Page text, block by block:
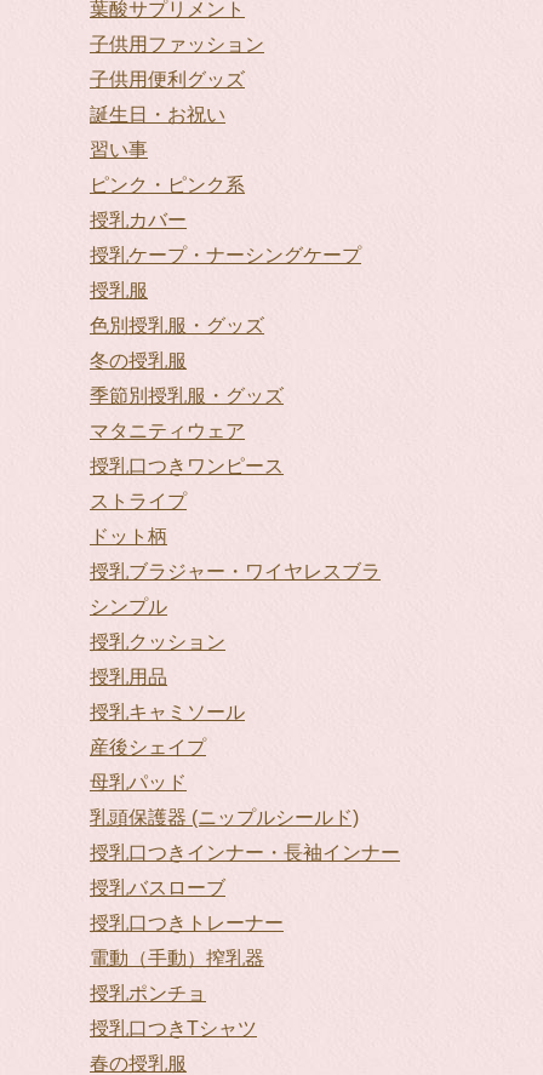
葉酸サプリメント
子供用ファッション
子供用便利グッズ
誕生日・お祝い
習い事
ピンク・ピンク系
授乳カバー
授乳ケープ・ナーシングケープ
授乳服
色別授乳服・グッズ
冬の授乳服
季節別授乳服・グッズ
マタニティウェア
授乳口つきワンピース
ストライプ
ドット柄
授乳ブラジャー・ワイヤレスブラ
シンプル
授乳クッション
授乳用品
授乳キャミソール
産後シェイプ
母乳パッド
乳頭保護器 (ニップルシールド)
授乳口つきインナー・長袖インナー
授乳バスローブ
授乳口つきトレーナー
電動（手動）搾乳器
授乳ポンチョ
授乳口つきTシャツ
春の授乳服